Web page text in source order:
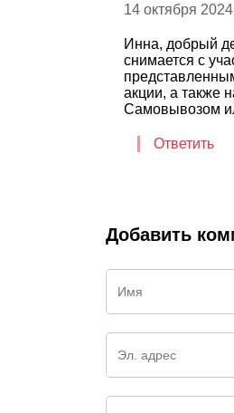
14 октября
Инна, добрый
снимается с
акции, а также
Самовывозом
Ответить
Добавить